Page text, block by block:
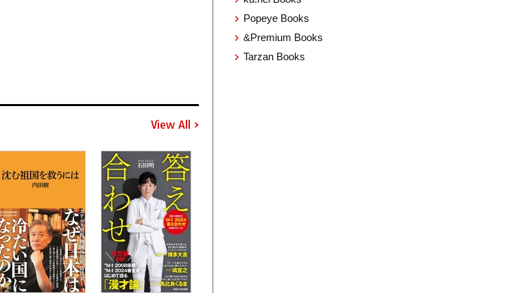
View All
Popeye Books
&Premium Books
Tarzan Books